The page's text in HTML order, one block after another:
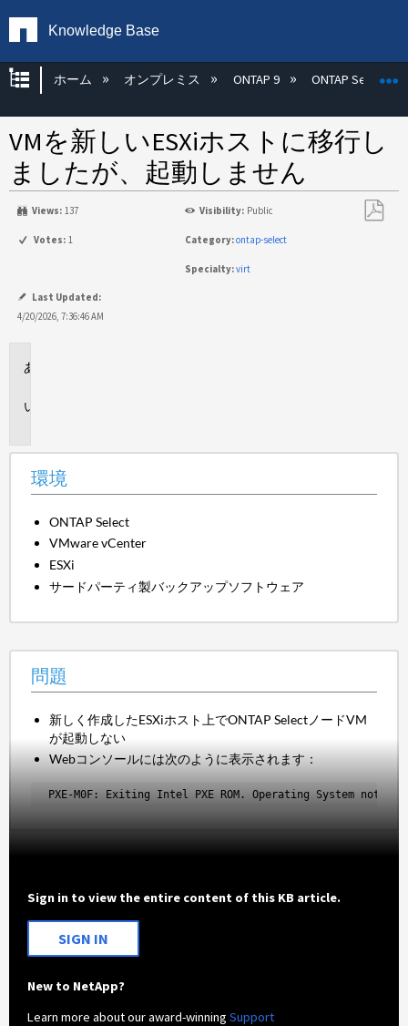
Knowledge Base
グローバル階層を展開/折りたたむ
ホーム オンプレミス ONTAP 9 ONTAP Select
VMを新しいESXiホストに移行し
ましたが、起動しません
Views: 137 Visibility: Public
Votes: 1 Category:ontap-select
Specialty:virt
Last Updated:
4/20/2026, 7:36:46 AM
環境
ONTAP Select
VMware vCenter
ESXi
サードパーティ製バックアップソフトウェア
問題
新しく作成したESXiホスト上でONTAP SelectノードVM
が起動しない
Webコンソールには次のように表示されます：
PXE-M0F: Exiting Intel PXE ROM. Operating System not
Sign in to view the entire content of this KB article.
SIGN IN
New to NetApp?
Learn more about our award-winningSupport